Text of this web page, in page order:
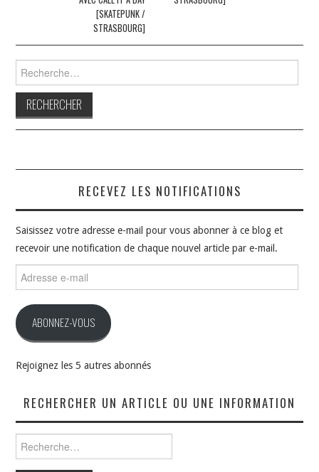
[SKATEPUNK /
STRASBOURG]
RECEVEZ LES NOTIFICATIONS
Saisissez votre adresse e-mail pour vous abonner à ce blog et
recevoir une notification de chaque nouvel article par e-mail.
e-
ABONNEZ-VOUS
Rejoignez les 5 autres abonnés
RECHERCHER UN ARTICLE OU UNE INFORMATION